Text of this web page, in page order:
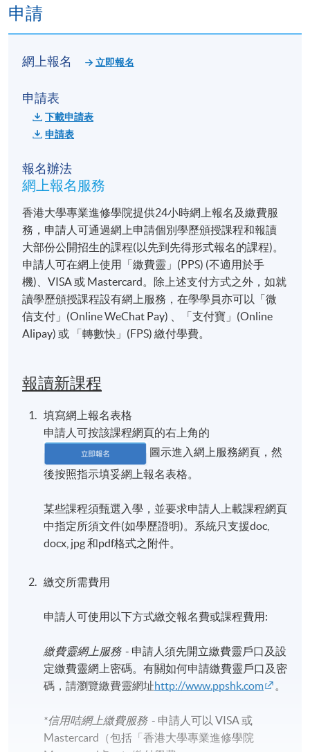
日期 / 時間
逢周二，7:00pm - 10:00pm
修業期
5 講
每講3小時
金鐘教學中心
統一教學中心
港大保良何鴻燊社區書院
九龍西分校
或其他港島區分校
申請
網上報名 立即報名
申請表
下載申請表
申請表
報名辦法
網上報名服務
香港大學專業進修學院提供24小時網上報名及繳費服
務，申請人可通過網上申請個別學歷頒授課程和報讀
大部份公開招生的課程(以先到先得形式報名的課程)。
申請人可在網上使用「繳費靈」(PPS) (不適用於手
機)、VISA 或 Mastercard。除上述支付方式之外，如就
讀學歷頒授課程設有網上服務，在學學員亦可以「微
信支付」(Online WeChat Pay) 、「支付寶」(Online
Alipay) 或 「轉數快」(FPS) 繳付學費。
報讀新課程
填寫網上報名表格
申請人可按該課程網頁的右上角的
圖示進入網上服務網頁，然
後按照指示填妥網上報名表格。
某些課程須甄選入學，並要求申請人上載課程網頁
中指定所須文件(如學歷證明)。系統只支援doc,
docx, jpg 和pdf格式之附件。
繳交所需費用
申請人可使用以下方式繳交報名費或課程費用:
繳費靈網上服務- 申請人須先開立繳費靈戶口及設
定繳費靈網上密碼。有關如何申請繳費靈戶口及密
碼，請瀏覽繳費靈網址http://www.ppshk.com 。
*信用咭網上繳費服務- 申請人可以 VISA 或
Mastercard（包括「香港大學專業進修學院